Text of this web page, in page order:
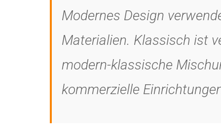
Modernes Design
Materialien. Klassisch ist
modern-klassische
kommerzielle